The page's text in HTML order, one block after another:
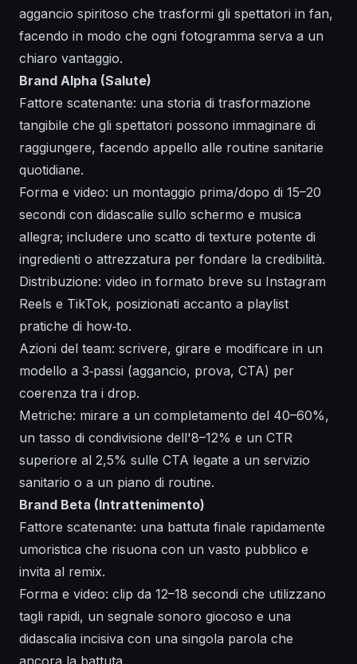
aggancio spiritoso che trasformi gli spettatori in fan,
facendo in modo che ogni fotogramma serva a un
chiaro vantaggio.
Brand Alpha (Salute)
Fattore scatenante: una storia di trasformazione
tangibile che gli spettatori possono immaginare di
raggiungere, facendo appello alle routine sanitarie
quotidiane.
Forma e video: un montaggio prima/dopo di 15–20
secondi con didascalie sullo schermo e musica
allegra; includere uno scatto di texture potente di
ingredienti o attrezzatura per fondare la credibilità.
Distribuzione: video in formato breve su Instagram
Reels e TikTok, posizionati accanto a playlist
pratiche di how‑to.
Azioni del team: scrivere, girare e modificare in un
modello a 3‑passi (aggancio, prova, CTA) per
coerenza tra i drop.
Metriche: mirare a un completamento del 40–60%,
un tasso di condivisione dell'8–12% e un CTR
superiore al 2,5% sulle CTA legate a un servizio
sanitario o a un piano di routine.
Brand Beta (Intrattenimento)
Fattore scatenante: una battuta finale rapidamente
umoristica che risuona con un vasto pubblico e
invita al remix.
Forma e video: clip da 12–18 secondi che utilizzano
tagli rapidi, un segnale sonoro giocoso e una
didascalia incisiva con una singola parola che
ancora la battuta.